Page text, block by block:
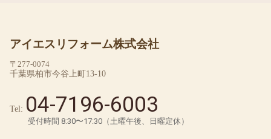
アイエスリフォーム株式会社
〒277-0074
千葉県柏市今谷上町13-10
Tel: 04-7196-6003
受付時間 8:30〜17:30（土曜午後、日曜定休）